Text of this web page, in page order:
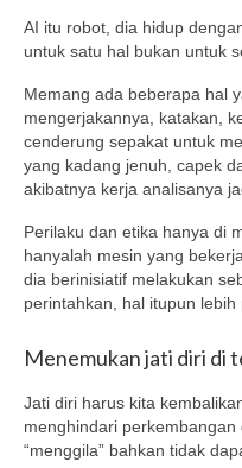
AI itu robot, dia hidup
untuk satu hal bukan untuk
Memang ada beberapa hal
mengerjakannya, katakan,
cenderung sepakat untuk
yang kadang jenuh, capek
akibatnya kerja analisanya
Perilaku dan etika hanya di
hanyalah mesin yang
dia berinisiatif melakukan
perintahkan, hal itupun lebih
Menemukan jati diri di
Jati diri harus kita
menghindari
“menggila” bahkan tidak